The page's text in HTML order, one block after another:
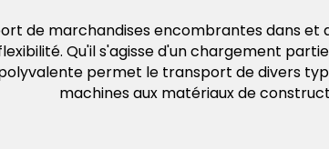
de marchandises encombrantes dans et
Qu'il s'agisse d'un chargement
permet le transport de divers
machines aux matériaux de